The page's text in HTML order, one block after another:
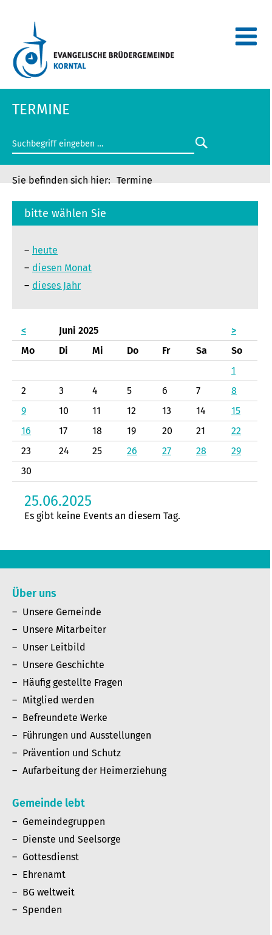
TERMINE
Termine
bitte wählen Sie
heute
diesen Monat
dieses Jahr
< Juni 2025
>
Mo
Di Mi Do Fr Sa
So
1
2
3 4 5 6 7
8
9
10 11 12 13 14
15
16
17 18 19 20 21
22
23
24 25 26 27 28
29
30
25.06.2025
Es gibt keine Events an diesem Tag.
Über uns
Unsere Gemeinde
Unsere Mitarbeiter
Unser Leitbild
Unsere Geschichte
Häufig gestellte Fragen
Mitglied werden
Befreundete Werke
Führungen und Ausstellungen
Prävention und Schutz
Aufarbeitung der Heimerziehung
Gemeinde lebt
Gemeindegruppen
Dienste und Seelsorge
Gottesdienst
Ehrenamt
BG weltweit
Spenden